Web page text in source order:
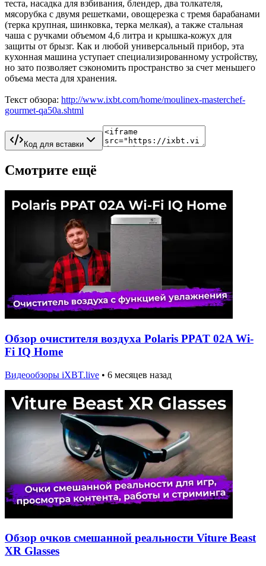
теста, насадка для взбивания, блендер, два толкателя,
мясорубка с двумя решетками, овощерезка с тремя барабанами
(терка крупная, шинковка, терка мелкая), а также стальная
чаша с ручками объемом 4,6 литра и крышка-кожух для
защиты от брызг. Как и любой универсальный прибор, эта
кухонная машина уступает специализированному устройству,
но зато позволяет сэкономить пространство за счет меньшего
объема места для хранения.
Текст обзора: http://www.ixbt.com/home/moulinex-masterchef-
gourmet-qa50a.shtml
Код для вставки
Смотрите ещё
Обзор очистителя воздуха Polaris PPAT 02A Wi-
Fi IQ Home
Видеообзоры iXBT.live • 6 месяцев назад
Обзор очков смешанной реальности Viture Beast
XR Glasses